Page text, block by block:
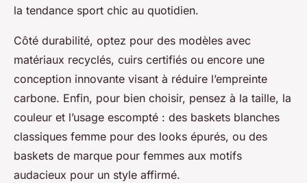
la tendance sport chic au quotidien.
Côté durabilité, optez pour des modèles avec
matériaux recyclés, cuirs certifiés ou encore une
conception innovante visant à réduire l’empreinte
carbone. Enfin, pour bien choisir, pensez à la taille, la
couleur et l’usage escompté : des baskets blanches
classiques femme pour des looks épurés, ou des
baskets de marque pour femmes aux motifs
audacieux pour un style affirmé.